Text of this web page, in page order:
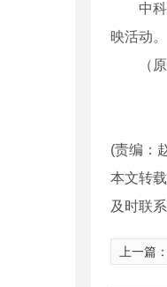
中科院
映活动。
（原载
(责编：
本文转
及时联
上一篇：